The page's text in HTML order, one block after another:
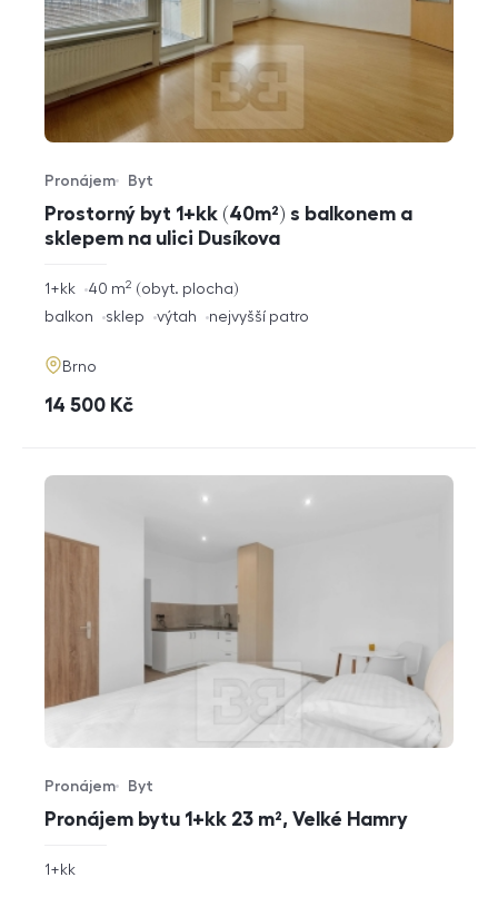
Prostorný byt 1+kk (40m²) s balkonem a
sklepem na ulici Dusíkova
Typ nabídky
Pronájem
Typ nemovitosti
Byt
rozměry
1+kk obyt. plocha
40 m2
funkce
balkon sklep výtah nejvyšší patro
adresa
Brno
cena
14 500 Kč
Pronájem bytu 1+kk 23 m², Velké Hamry
Typ nabídky
Pronájem
Typ nemovitosti
Byt
rozměry
1+kk